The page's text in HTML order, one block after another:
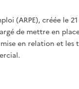
(ARPE), créée le 21
de mettre en
en relation et les